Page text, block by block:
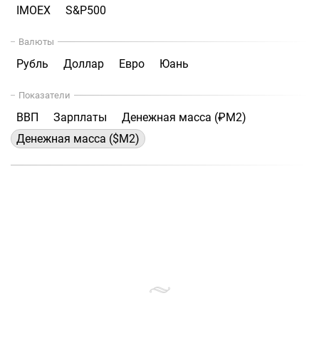
IMOEX S&P500
Валюты
Рубль Доллар Евро Юань
Показатели
ВВП Зарплаты
Денежная масса (₽М2)
Денежная масса ($М2)